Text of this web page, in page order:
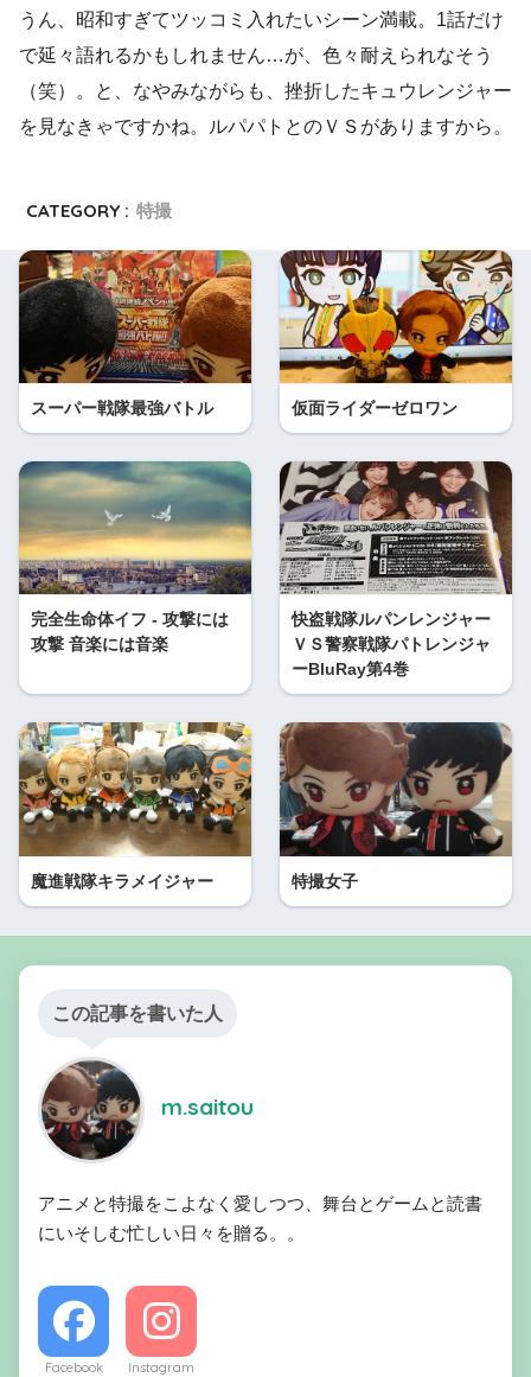
うん、昭和すぎてツッコミ入れたいシーン満載。1話だけ
で延々語れるかもしれません…が、色々耐えられなそう
（笑）。と、なやみながらも、挫折したキュウレンジャー
を見なきゃですかね。ルパパトとのＶＳがありますから。
CATEGORY : 特撮
スーパー戦隊最強バトル 仮面ライダーゼロワン
完全生命体イフ - 攻撃には
攻撃 音楽には音楽
快盗戦隊ルパンレンジャー
ＶＳ警察戦隊パトレンジャ
ーBluRay第4巻
魔進戦隊キラメイジャー 特撮女子
この記事を書いた人
m.saitou
アニメと特撮をこよなく愛しつつ、舞台とゲームと読書
にいそしむ忙しい日々を贈る。。
Facebook Instagram